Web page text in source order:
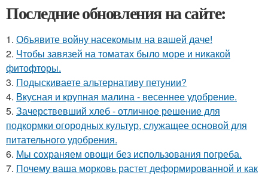
Последние обновления на сайте:
1. Объявите войну насекомым на вашей даче!
2. Чтобы завязей на томатах было море и никакой
фитофторы.
3. Подыскиваете альтернативу петунии?
4. Вкусная и крупная малина - весеннее удобрение.
5. Зачерствевший хлеб - отличное решение для
подкормки огородных культур, служащее основой для
питательного удобрения.
6. Мы сохраняем овощи без использования погреба.
7. Почему ваша морковь растет деформированной и как